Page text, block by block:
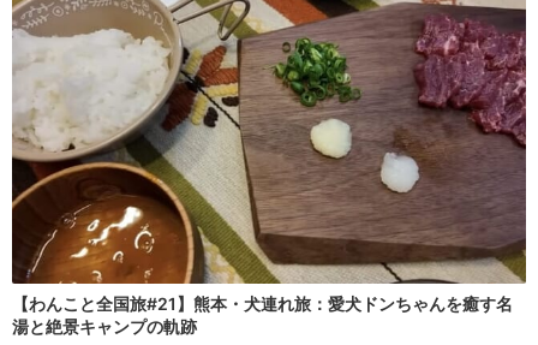
【わんこと全国旅#21】熊本・犬連れ旅：愛犬ドンちゃんを癒す名
湯と絶景キャンプの軌跡